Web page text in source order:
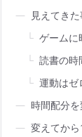
―
見えてき
└ ゲームに
└ 読書の時
└ 運動はゼ
― 時間配分
― 変えてから